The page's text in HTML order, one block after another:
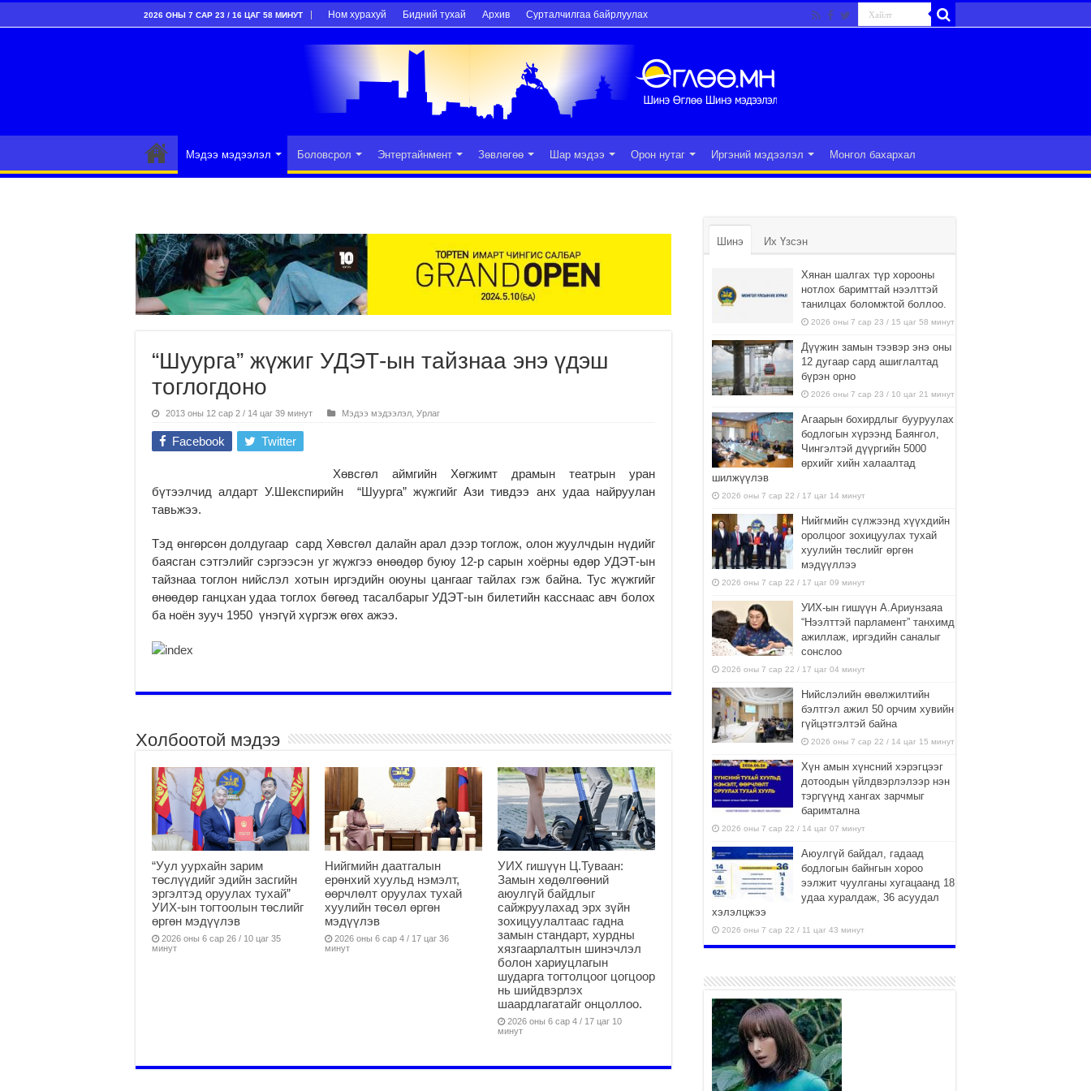
2026 ОНЫ 7 САР 23 / 16 ЦАГ 58 МИНУТ Ном хурахуй Бидний тухай Архив Сурталчилгаа байрлуулах
Мэдээ мэдээлэл Боловсрол Энтертайнмент Зөвлөгөө Шар мэдээ Орон нутаг Иргэний мэдээлэл Монгол бахархал
“Шуурга” жүжиг УДЭТ-ын тайзнаа энэ үдэш
тоглогдоно
2013 оны 12 сар 2 / 14 цаг 39 минут Мэдээ мэдээлэл Урлаг
Facebook Twitter
Хөвсгөл аймгийн Хөгжимт драмын театрын уран
бүтээлчид алдарт У.Шекспирийн “Шуурга” жүжгийг Ази тивдээ анх удаа найруулан
тавьжээ.
Тэд өнгөрсөн долдугаар сард Хөвсгөл далайн арал дээр тоглож, олон жуулчдын нүдийг
баясган сэтгэлийг сэргээсэн уг жүжгээ өнөөдөр буюу 12-р сарын хоёрны өдөр УДЭТ-ын
тайзнаа тоглон нийслэл хотын иргэдийн оюуны цангааг тайлах гэж байна. Тус жүжгийг
өнөөдөр ганцхан удаа тоглох бөгөөд тасалбарыг УДЭТ-ын билетийн касснаас авч болох
ба ноён зууч 1950 үнэгүй хүргэж өгөх ажээ.
Холбоотой мэдээ
“Уул уурхайн зарим
төслүүдийг эдийн засгийн
эргэлтэд оруулах тухай”
УИХ-ын тогтоолын төслийг
өргөн мэдүүлэв
2026 оны 6 сар 26 / 10 цаг 35
минут
Нийгмийн даатгалын
ерөнхий хуульд нэмэлт,
өөрчлөлт оруулах тухай
хуулийн төсөл өргөн
мэдүүлэв
2026 оны 6 сар 4 / 17 цаг 36
минут
УИХ гишүүн Ц.Туваан:
Замын хөдөлгөөний
аюулгүй байдлыг
сайжруулахад эрх зүйн
зохицуулалтаас гадна
замын стандарт, хурдны
хязгаарлалтын шинэчлэл
болон хариуцлагын
шударга тогтолцоог цогцоор
нь шийдвэрлэх
шаардлагатайг онцоллоо.
2026 оны 6 сар 4 / 17 цаг 10
минут
Шинэ Их Үзсэн
Хянан шалгах түр хорооны
нотлох баримттай нээлттэй
танилцах боломжтой боллоо.
2026 оны 7 сар 23 / 15 цаг 58 минут
Дүүжин замын тээвэр энэ оны
12 дугаар сард ашиглалтад
бүрэн орно
2026 оны 7 сар 23 / 10 цаг 21 минут
Агаарын бохирдлыг бууруулах
бодлогын хүрээнд Баянгол,
Чингэлтэй дүүргийн 5000
өрхийг хийн халаалтад
шилжүүлэв
2026 оны 7 сар 22 / 17 цаг 14 минут
Нийгмийн сүлжээнд хүүхдийн
оролцоог зохицуулах тухай
хуулийн төслийг өргөн
мэдүүллээ
2026 оны 7 сар 22 / 17 цаг 09 минут
УИХ-ын гишүүн А.Ариунзаяа
“Нээлттэй парламент” танхимд
ажиллаж, иргэдийн саналыг
сонслоо
2026 оны 7 сар 22 / 17 цаг 04 минут
Нийслэлийн өвөлжилтийн
бэлтгэл ажил 50 орчим хувийн
гүйцэтгэлтэй байна
2026 оны 7 сар 22 / 14 цаг 15 минут
Хүн амын хүнсний хэрэгцээг
дотоодын үйлдвэрлэлээр нэн
тэргүүнд хангах зарчмыг
баримтална
2026 оны 7 сар 22 / 14 цаг 07 минут
Аюулгүй байдал, гадаад
бодлогын байнгын хороо
ээлжит чуулганы хугацаанд 18
удаа хуралдаж, 36 асуудал
хэлэлцжээ
2026 оны 7 сар 22 / 11 цаг 43 минут
боломжтой-Хүүхэд хөгжүүлэх
төв” байгуулах төсөлд төр,
хувийн хэвшлийн түншлэлийн хүрээнд хамтран
ажиллахыг урьж байна
2026 оны 7 сар 22 / 9 цаг 28 минут
Б.Пүрэвдагва: “Урт цагаан”-ыг
залуучууд чөлөөт цагаа